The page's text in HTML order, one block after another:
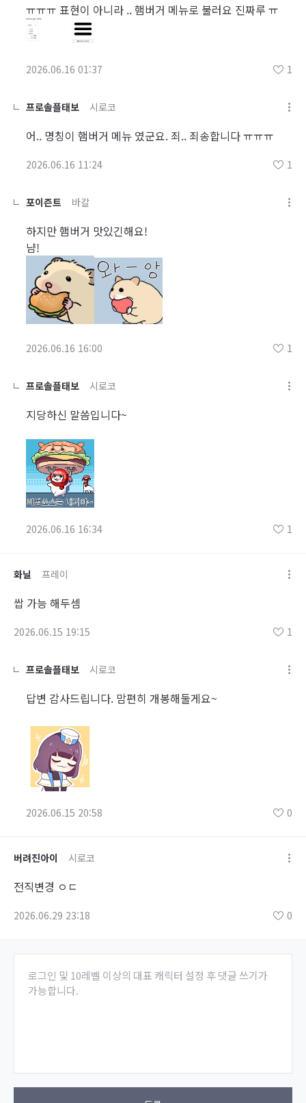
ㅠㅠㅠ 표현이 아니라 .. 햄버거 메뉴로 불러요 진짜루 ㅠ
2026.06.16 01:37 1
프로솔플태보 시로코
어.. 명칭이 햄버거 메뉴 였군요. 죄.. 죄송합니다 ㅠㅠㅠ
2026.06.16 11:24 1
포이즌트 바칼
하지만 햄버거 맛있긴해요!
냠!
2026.06.16 16:00 1
프로솔플태보 시로코
지당하신 말씀입니다~
2026.06.16 16:34 1
화닐 프레이
쌉 가능 해두셈
2026.06.15 19:15 1
프로솔플태보 시로코
답변 감사드립니다. 맘편히 개봉해둘게요~
2026.06.15 20:58 0
버려진아이 시로코
전직변경 ㅇㄷ
2026.06.29 23:18 0
로그인 및 10레벨 이상의 대표 캐릭터 설정 후 댓글 쓰기가
가능합니다.